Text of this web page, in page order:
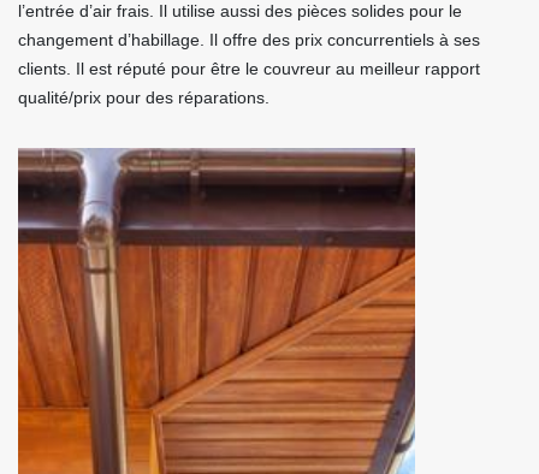
l’entrée d’air frais. Il utilise aussi des pièces solides pour le
changement d’habillage. Il offre des prix concurrentiels à ses
clients. Il est réputé pour être le couvreur au meilleur rapport
qualité/prix pour des réparations.